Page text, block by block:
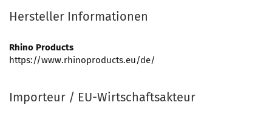
Hersteller Informationen
Rhino Products
https://www.rhinoproducts.eu/de/
Importeur / EU-Wirtschaftsakteur